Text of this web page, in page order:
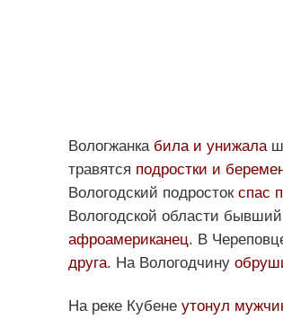
Вологжанка била и унижала
травятся подростки и
Вологодский подросток спас
Вологодской области
афроамериканец. В
друга. На Вологодчину
На реке Кубене утонул